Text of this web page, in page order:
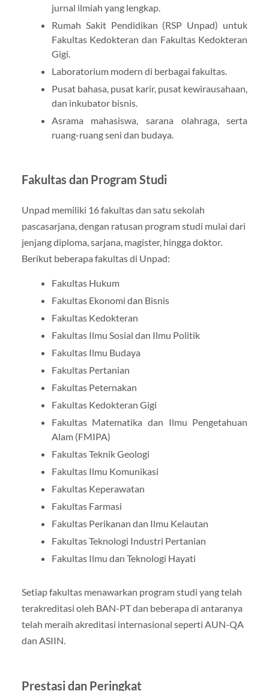
jurnal ilmiah yang lengkap.
Rumah Sakit Pendidikan (RSP Unpad) untuk
Fakultas Kedokteran dan Fakultas Kedokteran
Gigi.
Laboratorium modern di berbagai fakultas.
Pusat bahasa, pusat karir, pusat kewirausahaan,
dan inkubator bisnis.
Asrama mahasiswa, sarana olahraga, serta
ruang-ruang seni dan budaya.
Fakultas dan Program Studi
Unpad memiliki 16 fakultas dan satu sekolah
pascasarjana, dengan ratusan program studi mulai dari
jenjang diploma, sarjana, magister, hingga doktor.
Berikut beberapa fakultas di Unpad:
Fakultas Hukum
Fakultas Ekonomi dan Bisnis
Fakultas Kedokteran
Fakultas Ilmu Sosial dan Ilmu Politik
Fakultas Ilmu Budaya
Fakultas Pertanian
Fakultas Peternakan
Fakultas Kedokteran Gigi
Fakultas Matematika dan Ilmu Pengetahuan
Alam (FMIPA)
Fakultas Teknik Geologi
Fakultas Ilmu Komunikasi
Fakultas Keperawatan
Fakultas Farmasi
Fakultas Perikanan dan Ilmu Kelautan
Fakultas Teknologi Industri Pertanian
Fakultas Ilmu dan Teknologi Hayati
Setiap fakultas menawarkan program studi yang telah
terakreditasi oleh BAN-PT dan beberapa di antaranya
telah meraih akreditasi internasional seperti AUN-QA
dan ASIIN.
Prestasi dan Peringkat